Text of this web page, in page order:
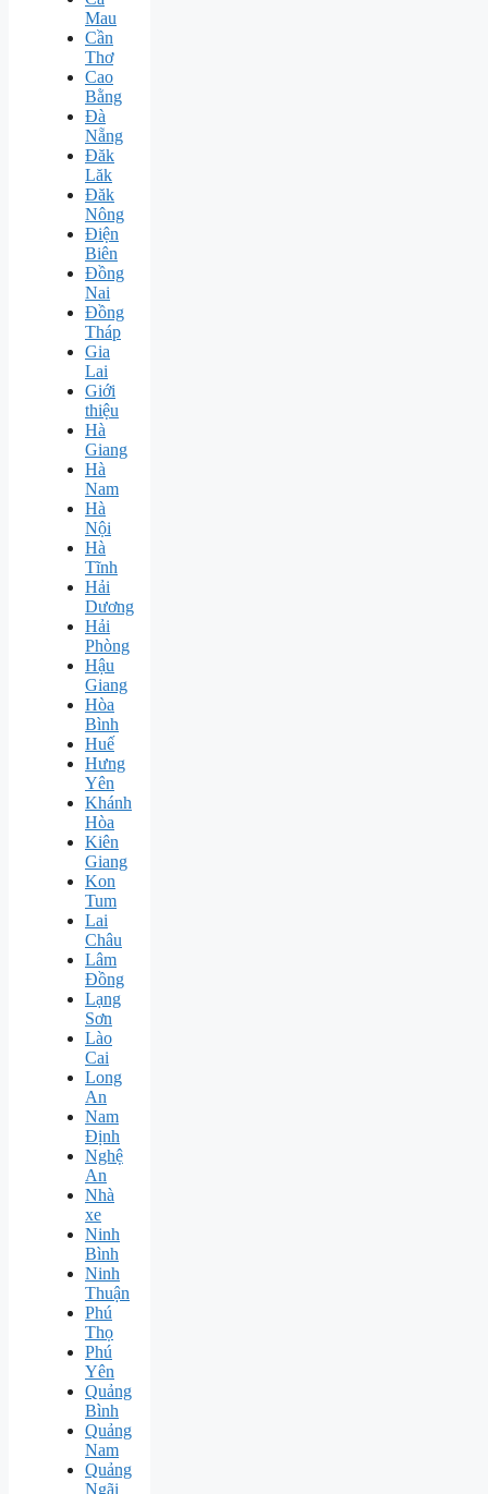
Mau
Cần
Thơ
Cao
Bằng
Đà
Nẵng
Đăk
Lăk
Đăk
Nông
Điện
Biên
Đồng
Nai
Đồng
Tháp
Gia
Lai
Giới
thiệu
Hà
Giang
Hà
Nam
Hà
Nội
Hà
Tĩnh
Hải
Dương
Hải
Phòng
Hậu
Giang
Hòa
Bình
Huế
Hưng
Yên
Khánh
Hòa
Kiên
Giang
Kon
Tum
Lai
Châu
Lâm
Đồng
Lạng
Sơn
Lào
Cai
Long
An
Nam
Định
Nghệ
An
Nhà
xe
Ninh
Bình
Ninh
Thuận
Phú
Thọ
Phú
Yên
Quảng
Bình
Quảng
Nam
Quảng
Ngãi